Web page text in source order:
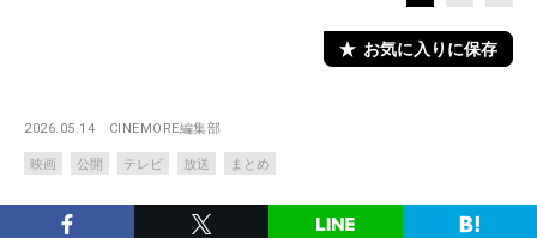
お気に入りに保存
2026.05.14 CINEMORE編集部
映画 公開 テレビ 放送 まとめ